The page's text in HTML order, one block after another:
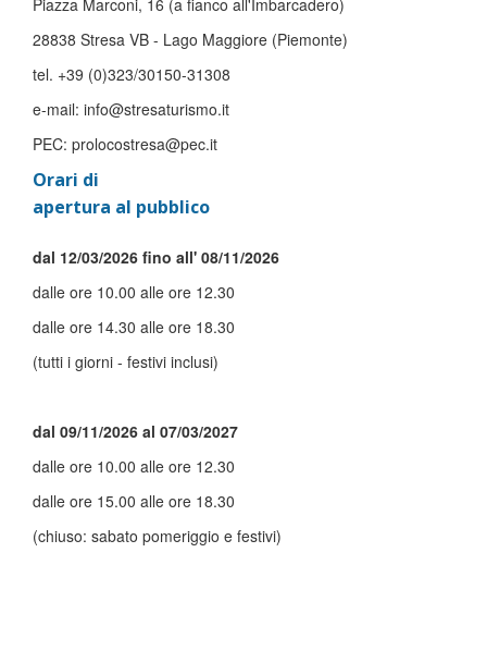
Piazza Marconi, 16 (a fianco all'Imbarcadero)
28838 Stresa VB - Lago Maggiore (Piemonte)
tel. +39 (0)323/30150-31308
e-mail: info@stresaturismo.it
PEC: prolocostresa@pec.it
Orari di
apertura al pubblico
dal 12/03/2026 fino all' 08/11/2026
dalle ore 10.00 alle ore 12.30
dalle ore 14.30 alle ore 18.30
(tutti i giorni - festivi inclusi)
dal 09/11/2026 al 07/03/2027
dalle ore 10.00 alle ore 12.30
dalle ore 15.00 alle ore 18.30
(chiuso: sabato pomeriggio e festivi)